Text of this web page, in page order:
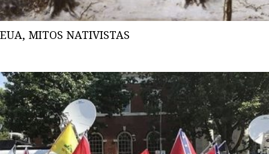
EUA, MITOS NATIVISTAS